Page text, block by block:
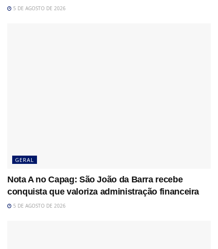
5 DE AGOSTO DE 2026
GERAL
Nota A no Capag: São João da Barra recebe
conquista que valoriza administração financeira
5 DE AGOSTO DE 2026